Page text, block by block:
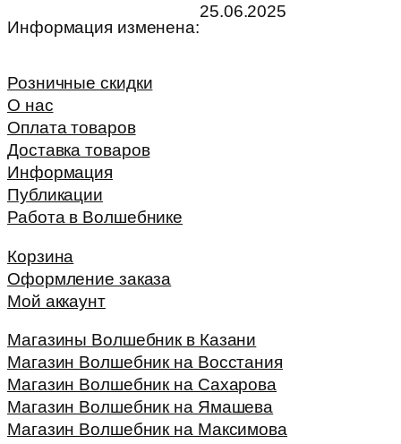
Информация изменена:
25.06.2025
Розничные скидки
О нас
Оплата товаров
Доставка товаров
Информация
Публикации
Работа в Волшебнике
Корзина
Оформление заказа
Мой аккаунт
Магазины Волшебник в Казани
Магазин Волшебник на Восстания
Магазин Волшебник на Сахарова
Магазин Волшебник на Ямашева
Магазин Волшебник на Максимова